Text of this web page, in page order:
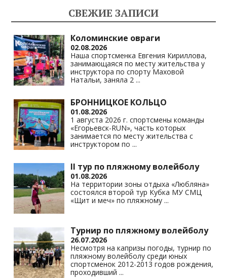
as
s
ni
ki
a
m
A
p
p
Li
n
k
СВЕЖИЕ ЗАПИСИ
Коломинские овраги
02.08.2026
Наша спортсменка Евгения Кириллова,
занимающаяся по месту жительства у
инструктора по спорту Маховой
Натальи, заняла 2 ...
БРОННИЦКОЕ КОЛЬЦО
01.08.2026
1 августа 2026 г. спортсмены команды
«Егорьевск-RUN», часть которых
занимается по месту жительства с
инструктором по ...
II тур по пляжному волейболу
01.08.2026
На территории зоны отдыха «Любляна»
состоялся второй тур Кубка МУ СМЦ
«Щит и меч» по пляжному ...
Турнир по пляжному волейболу
26.07.2026
Несмотря на капризы погоды, турнир по
пляжному волейболу среди юных
спортсменок 2012-2013 годов рождения,
проходивший ...